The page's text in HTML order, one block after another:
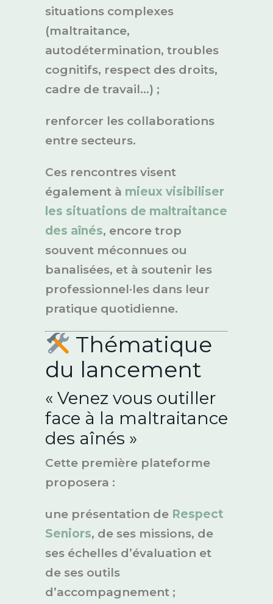
situations complexes
(maltraitance,
autodétermination, troubles
cognitifs, respect des droits,
cadre de travail…) ;
renforcer les collaborations
entre secteurs.
Ces rencontres visent
également à mieux visibiliser
les situations de maltraitance
des aînés, encore trop
souvent méconnues ou
banalisées, et à soutenir les
professionnel·les dans leur
pratique quotidienne.
Thématique
du lancement
« Venez vous outiller
face à la maltraitance
des aînés »
Cette première plateforme
proposera :
une présentation de Respect
Seniors, de ses missions, de
ses échelles d’évaluation et
de ses outils
d’accompagnement ;